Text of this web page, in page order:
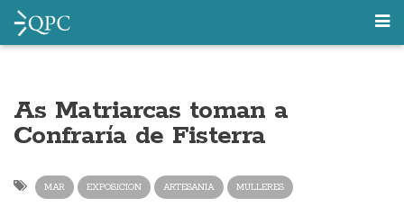
As Matriarcas toman a
Confraría de Fisterra
MAR EXPOSICION ARTESANIA MULLERES